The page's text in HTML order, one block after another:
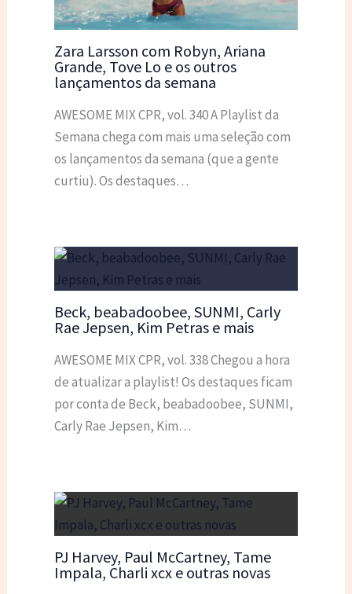
Zara Larsson com Robyn, Ariana
Grande, Tove Lo e os outros
lançamentos da semana
AWESOME MIX CPR, vol. 340 A Playlist da
Semana chega com mais uma seleção com
os lançamentos da semana (que a gente
curtiu). Os destaques…
Beck, beabadoobee, SUNMI, Carly
Rae Jepsen, Kim Petras e mais
AWESOME MIX CPR, vol. 338 Chegou a hora
de atualizar a playlist! Os destaques ficam
por conta de Beck, beabadoobee, SUNMI,
Carly Rae Jepsen, Kim…
PJ Harvey, Paul McCartney, Tame
Impala, Charli xcx e outras novas